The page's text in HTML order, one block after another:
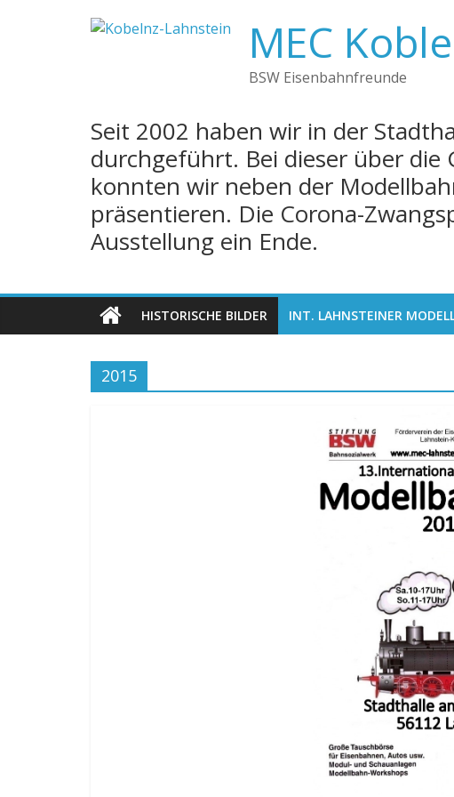
MEC
BSW Eisenbahnfreunde
Seit 2002 haben wir in der
durchgeführt. Bei dieser über
konnten wir neben der
präsentieren. Die Corona-
Ausstellung ein Ende.
HISTORISCHE BILDER INT. LAHNSTEINER
2015